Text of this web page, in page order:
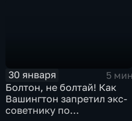
30 января
5 мин
Болтон, не болтай! Как
Вашингтон запретил экс-
советнику по